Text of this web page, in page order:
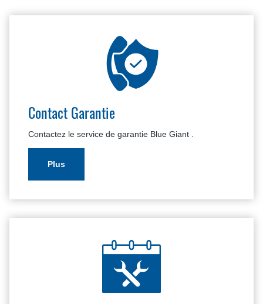
Contact Garantie
Contactez le service de garantie Blue Giant .
Plus